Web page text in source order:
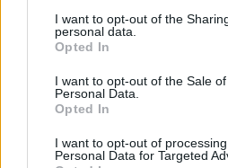
I want to opt-out of the
personal data.
Opted In
I want to opt-out of the Sale
Personal Data.
Opted In
I want to opt-out of
Personal Data for Targeted
Vitoriaa 125,32 kilómetros
kilómetros
León a 160,62 kilómetros
San Sebastiána 163,29